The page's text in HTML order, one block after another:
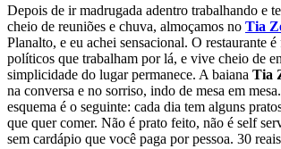
Depois de ir madrugada adentro trabalhando e
cheio de reuniões e chuva, almoçamos no Tia
Planalto, e eu achei sensacional. O restaurante
políticos que trabalham por lá, e vive cheio de
simplicidade do lugar permanece. A baiana Tia
na conversa e no sorriso, indo de mesa em mesa.
esquema é o seguinte: cada dia tem alguns
que quer comer. Não é prato feito, não é self
sem cardápio que você paga por pessoa. 30